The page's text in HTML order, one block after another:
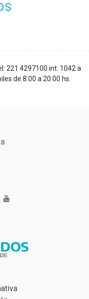
221 4297100 int: 1042 a
de 8:00 a 20:00 hs.
